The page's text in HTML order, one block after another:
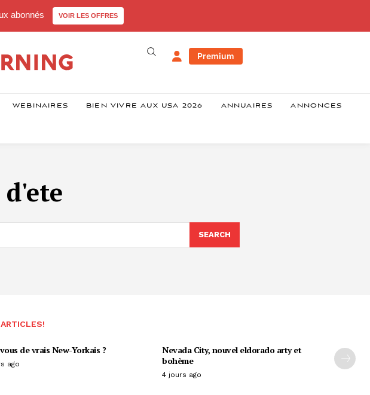
abonnés VOIR LES OFFRES
Premium
WEBINAIRES BIEN VIVRE AUX USA 2026 ANNUAIRES ANNONCES
SEARCH
de vrais New-Yorkais ?
ago
Nevada City, nouvel eldorado arty et
bohème
4 jours ago